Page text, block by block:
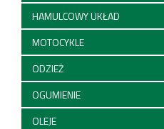
HAMULCOWY UKŁAD
MOTOCYKLE
ODZIEŻ
OGUMIENIE
OLEJE